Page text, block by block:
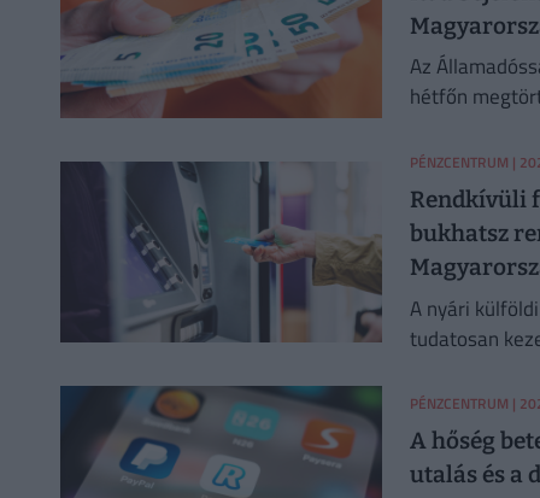
Az
hétfőn
PÉNZCENTRUM |
Rendkívüli
bukhatsz
A nyári
tudatosan
PÉNZCENTRUM |
A hőség
utalás és a